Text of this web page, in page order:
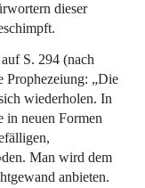
dieser
S. 294 (nach
Prophezeiung: „Die
wiederholen. In
in neuen Formen
Man wird dem
anbieten.